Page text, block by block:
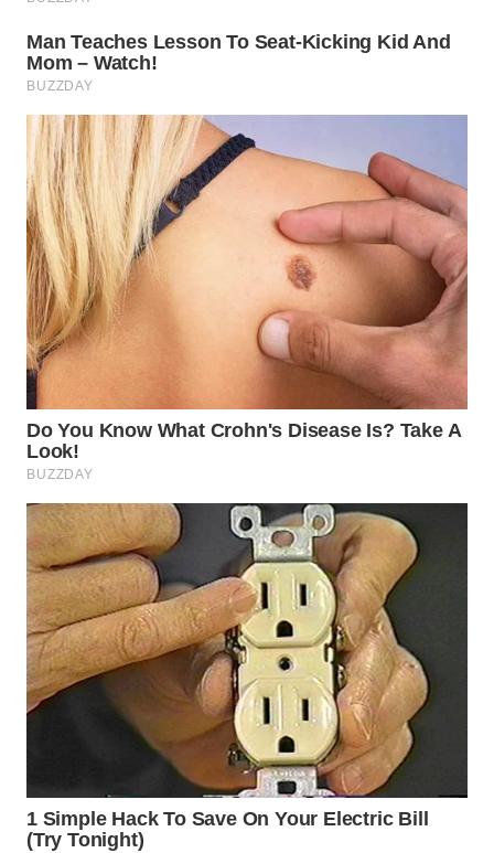
PAKPAK
WN
KARAWANG
WN
BEKASI
WN
BOGOR
WN
DEPOK
WN
TAPANULI
UTARA
WN
SAMOSIR
WN
PADANG
LAWAS
WN
CIANJUR